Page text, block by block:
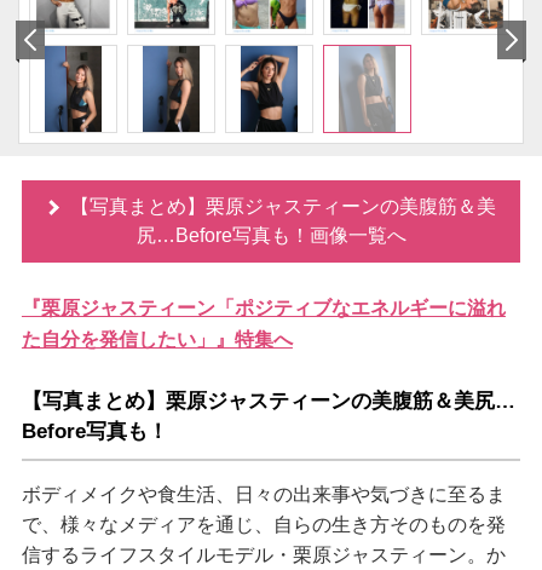
【写真まとめ】栗原ジャスティーンの美腹筋＆美
尻…Before写真も！画像一覧へ
『栗原ジャスティーン「ポジティブなエネルギーに溢れ
た自分を発信したい」』特集へ
【写真まとめ】栗原ジャスティーンの美腹筋＆美尻…
Before写真も！
ボディメイクや食生活、日々の出来事や気づきに至るま
で、様々なメディアを通じ、自らの生き方そのものを発
信するライフスタイルモデル・栗原ジャスティーン。か